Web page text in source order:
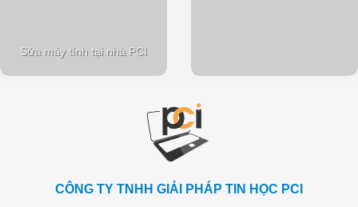
Sửa máy tính tại nhà PCI
CÔNG TY TNHH GIẢI PHÁP TIN HỌC PCI